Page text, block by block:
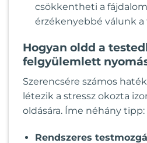
csökkentheti a
érzékenyebbé válunk a
Hogyan oldd a
felgyülemlett
Szerencsére számos
létezik a stressz okozta
oldására. Íme néhány tipp:
Rendszeres